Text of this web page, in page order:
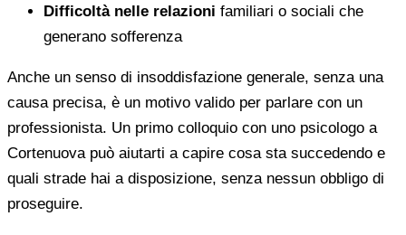
Difficoltà nelle relazioni familiari o sociali che
generano sofferenza
Anche un senso di insoddisfazione generale, senza una
causa precisa, è un motivo valido per parlare con un
professionista. Un primo colloquio con uno psicologo a
Cortenuova può aiutarti a capire cosa sta succedendo e
quali strade hai a disposizione, senza nessun obbligo di
proseguire.